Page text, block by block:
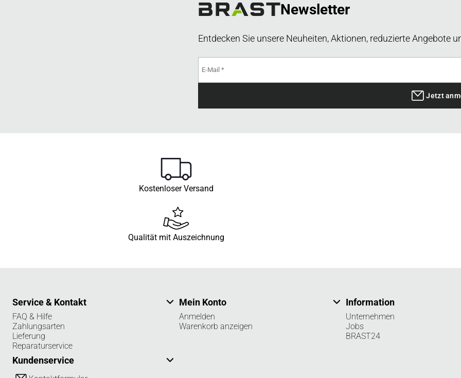
Newsletter
Entdecken Sie unsere Neuheiten, Aktionen, reduzierte Angebote
Jetzt
Kostenloser Versand
Qualität mit Auszeichnung
Service & Kontakt
FAQ & Hilfe
Zahlungsarten
Lieferung
Reparaturservice
Kundenservice
Mein Konto
Anmelden
Warenkorb anzeigen
Information
Unternehmen
Jobs
BRAST24